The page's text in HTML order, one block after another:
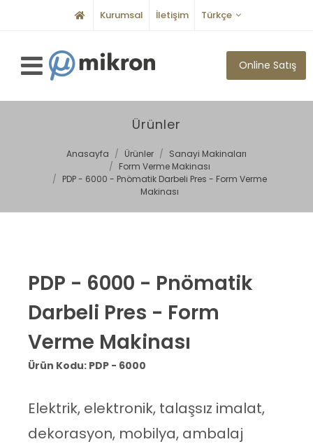
Kurumsal İletişim Türkçe
Online Satış
Ürünler
Anasayfa Ürünler
Sanayi Makinaları
Form Verme Makinası
PDP - 6000 - Pnömatik Darbeli Pres - Form Verme
Makinası
PDP - 6000 - Pnömatik
Darbeli Pres - Form
Verme Makinası
Ürün Kodu: PDP - 6000
Elektrik, elektronik, talaşsız imalat,
dekorasyon, mobilya, ambalaj